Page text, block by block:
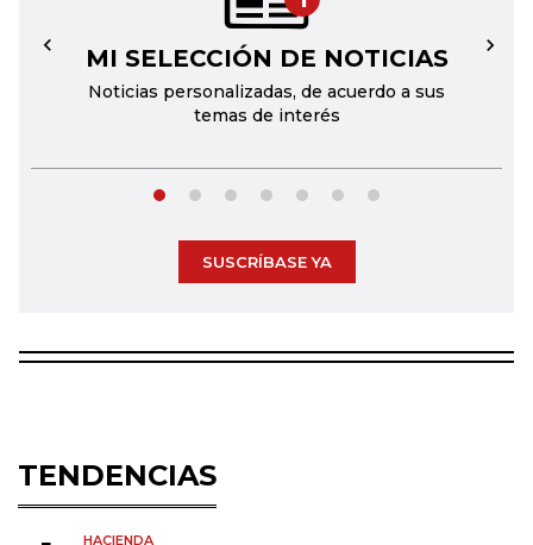
MI SELECCIÓN DE NOTICIAS
Noticias personalizadas, de acuerdo a sus
temas de interés
← →
SUSCRÍBASE YA
TENDENCIAS
HACIENDA